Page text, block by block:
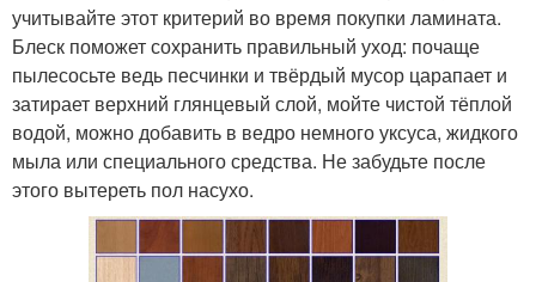
учитывайте этот критерий во время покупки ламината.
Блеск поможет сохранить правильный уход: почаще
пылесосьте ведь песчинки и твёрдый мусор царапает и
затирает верхний глянцевый слой, мойте чистой тёплой
водой, можно добавить в ведро немного уксуса, жидкого
мыла или специального средства. Не забудьте после
этого вытереть пол насухо.